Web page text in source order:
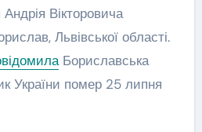
Вікторовича
Львівської області.
Бориславська
України помер 25 липня